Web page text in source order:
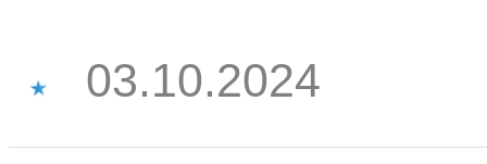
03.10.2024